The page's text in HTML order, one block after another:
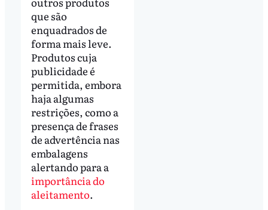
que são
enquadrados de
forma mais leve.
Produtos cuja
publicidade é
permitida, embora
haja algumas
restrições, como a
presença de frases
de advertência nas
embalagens
alertando para a
importância do
aleitamento.